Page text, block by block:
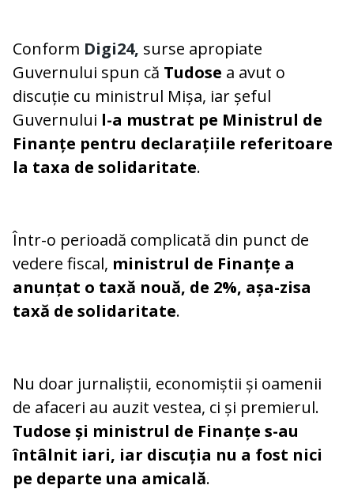
Conform Digi24, surse apropiate
Guvernului spun că Tudose a avut o
discuție cu ministrul Mișa, iar șeful
Guvernului l-a mustrat pe Ministrul de
Finanțe pentru declarațiile referitoare
la taxa de solidaritate.
Într-o perioadă complicată din punct de
vedere fiscal, ministrul de Finanțe a
anunțat o taxă nouă, de 2%, așa-zisa
taxă de solidaritate.
Nu doar jurnaliștii, economiștii și oamenii
de afaceri au auzit vestea, ci și premierul.
Tudose și ministrul de Finanțe s-au
întâlnit iari, iar discuția nu a fost nici
pe departe una amicală.